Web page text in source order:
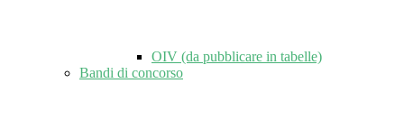
OIV (da pubblicare in tabelle)
Bandi di concorso